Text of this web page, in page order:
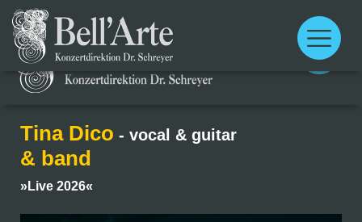
Main
menu
Main
menu
Tina Dico - vocal & guitar
& band
»Live 2026«